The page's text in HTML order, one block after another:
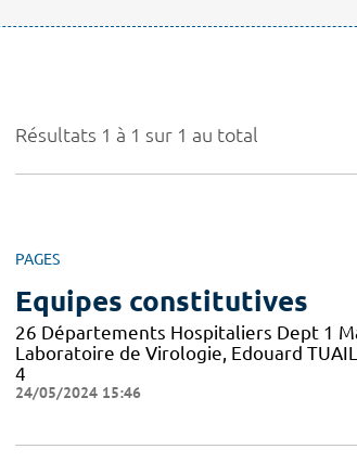
Résultats 1 à 1 sur 1 au total
PAGES
Equipes constitutives
26 Départements Hospitaliers Dept 1
Laboratoire de Virologie, Edouard
4
24/05/2024 15:46